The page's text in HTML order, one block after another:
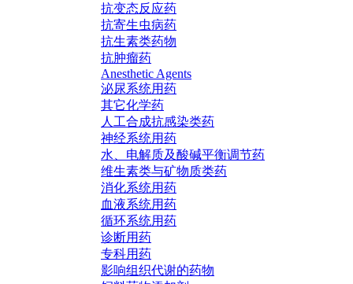
抗变态反应药
抗寄生虫病药
抗生素类药物
抗肿瘤药
Anesthetic Agents
泌尿系统用药
其它化学药
人工合成抗感染类药
神经系统用药
水、电解质及酸碱平衡调节药
维生素类与矿物质类药
消化系统用药
血液系统用药
循环系统用药
诊断用药
专科用药
影响组织代谢的药物